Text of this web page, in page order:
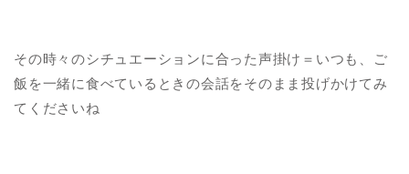
その時々のシチュエーションに合った声掛け＝いつも、ご
飯を一緒に食べているときの会話をそのまま投げかけてみ
てくださいね